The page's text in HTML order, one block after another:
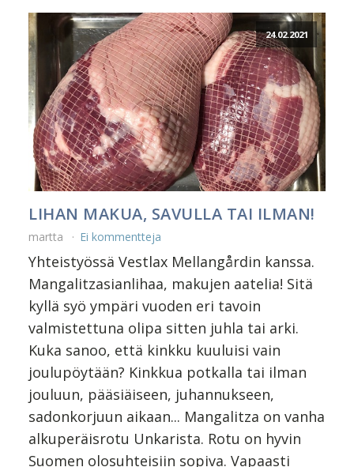
24.02.2021
LIHAN MAKUA, SAVULLA TAI ILMAN!
martta Ei kommentteja
Yhteistyössä Vestlax Mellangårdin kanssa.
Mangalitzasianlihaa, makujen aatelia! Sitä
kyllä syö ympäri vuoden eri tavoin
valmistettuna olipa sitten juhla tai arki.
Kuka sanoo, että kinkku kuuluisi vain
joulupöytään? Kinkkua potkalla tai ilman
jouluun, pääsiäiseen, juhannukseen,
sadonkorjuun aikaan... Mangalitza on vanha
alkuperäisrotu Unkarista. Rotu on hyvin
Suomen olosuhteisiin sopiva. Vapaasti